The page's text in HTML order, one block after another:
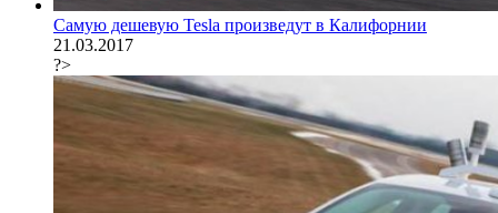
Самую дешевую Tesla произведут в Калифорнии
21.03.2017
?>